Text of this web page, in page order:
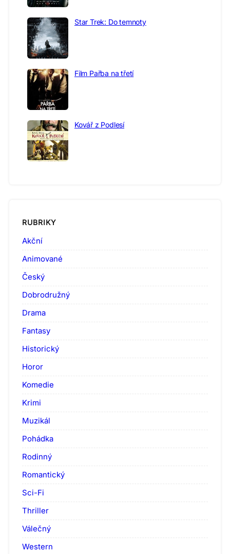
Star Trek: Do temnoty
Film Pařba na třetí
Kovář z Podlesí
RUBRIKY
Akční
Animované
Český
Dobrodružný
Drama
Fantasy
Historický
Horor
Komedie
Krimi
Muzikál
Pohádka
Rodinný
Romantický
Sci-Fi
Thriller
Válečný
Western